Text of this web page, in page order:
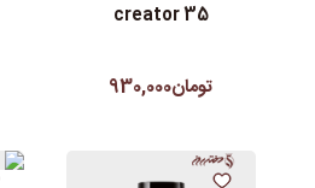
creator 35
تومان930,000